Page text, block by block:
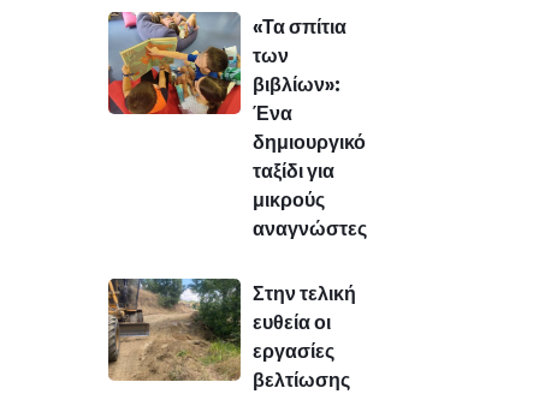
«Τα σπίτια
των
βιβλίων»:
Ένα
δημιουργικό
ταξίδι για
μικρούς
αναγνώστες
Στην τελική
ευθεία οι
εργασίες
βελτίωσης